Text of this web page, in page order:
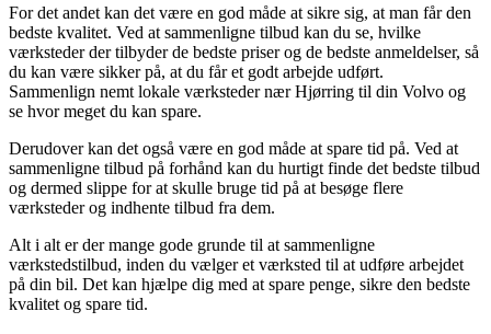
For det andet kan det være en god måde at sikre sig, at man får den
bedste kvalitet. Ved at sammenligne tilbud kan du se, hvilke
værksteder der tilbyder de bedste priser og de bedste anmeldelser, så
du kan være sikker på, at du får et godt arbejde udført.
Sammenlign nemt lokale værksteder nær Hjørring til din Volvo og
se hvor meget du kan spare.
Derudover kan det også være en god måde at spare tid på. Ved at
sammenligne tilbud på forhånd kan du hurtigt finde det bedste tilbud
og dermed slippe for at skulle bruge tid på at besøge flere
værksteder og indhente tilbud fra dem.
Alt i alt er der mange gode grunde til at sammenligne
værkstedstilbud, inden du vælger et værksted til at udføre arbejdet
på din bil. Det kan hjælpe dig med at spare penge, sikre den bedste
kvalitet og spare tid.